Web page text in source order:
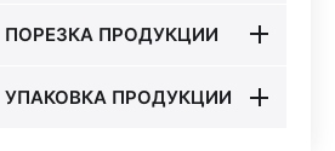
ПОРЕЗКА ПРОДУКЦИИ
УПАКОВКА ПРОДУКЦИИ